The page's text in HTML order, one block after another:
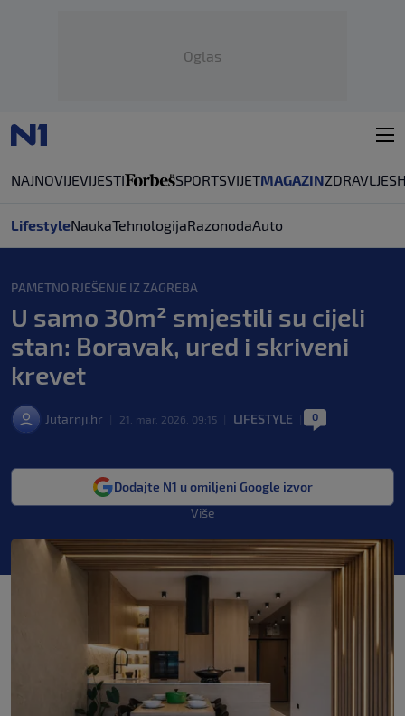
Oglas
NAJNOVIJEVIJESTI SPORTSVIJETMAGAZINZDRAVLJE
LifestyleNaukaTehnologijaRazonodaAuto
PAMETNO RJEŠENJE IZ ZAGREBA
U samo 30m² smjestili su cijeli
stan: Boravak, ured i skriveni
krevet
Jutarnji.hr 21. mar. 2026. 09:15 LIFESTYLE 0
Dodajte N1 u omiljeni Google izvor
Više